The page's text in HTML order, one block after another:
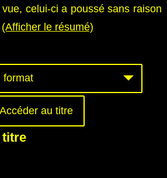
celui-ci a poussé sans raison
(Afficher le résumé)
Accéder au titre
titre